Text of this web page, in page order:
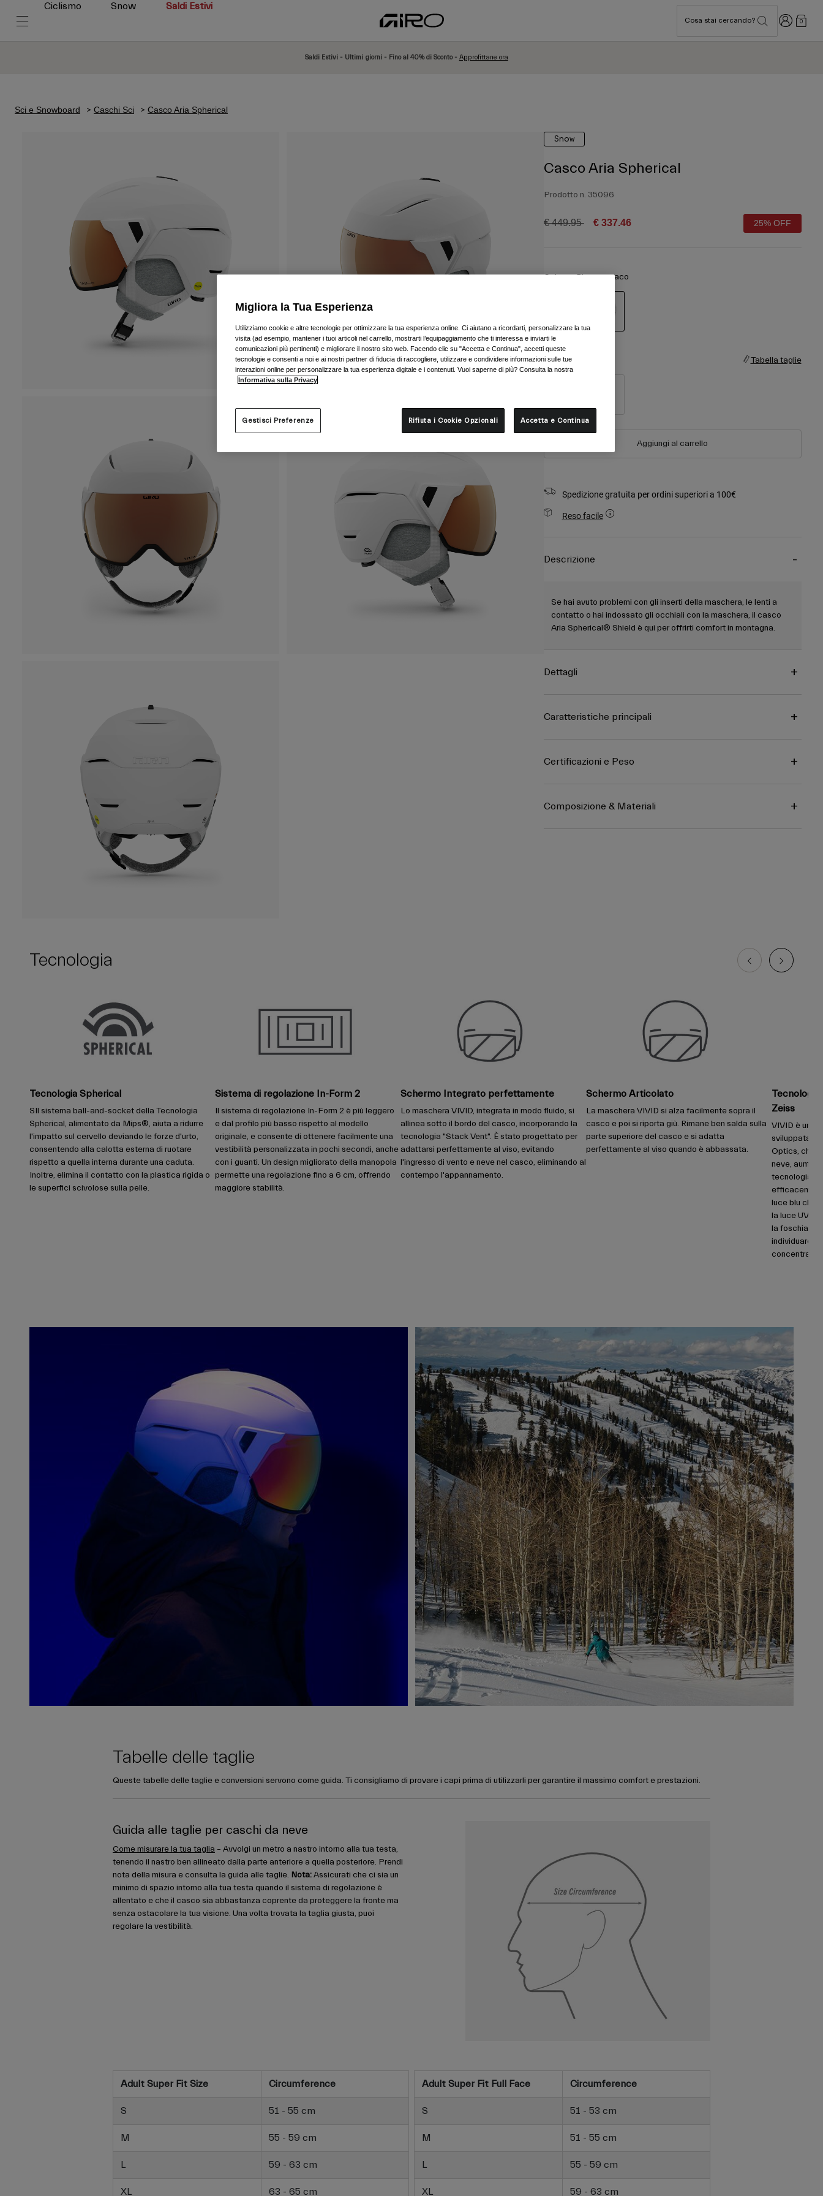
Ciclismo Snow Saldi Estivi
Cosa stai cercando? Accedi
0
Saldi Estivi - Ultimi giorni - Fino al 40% di Sconto - Approfittane ora
Sci e Snowboard Caschi Sci Casco Aria Spherical
Snow
Casco Aria Spherical
Prodotto n. 35096
Price reduced from
€ 449.95to € 337.46 25% OFF
Colore -Bianco opaco
Taglia Tabella taglie
Aggiungi al carrello
Spedizione gratuita per ordini superiori a 100€
Reso facile
Descrizione
Se hai avuto problemi con gli inserti della maschera, le lenti a
contatto o hai indossato gli occhiali con la maschera, il casco
Aria Spherical® Shield è qui per offrirti comfort in montagna.
Dettagli
Caratteristiche principali
Certificazioni e Peso
Composizione & Materiali
Tecnologia
Tecnologia Spherical
SIl sistema ball-and-socket della Tecnologia
Spherical, alimentato da Mips®, aiuta a ridurre
l'impatto sul cervello deviando le forze d'urto,
consentendo alla calotta esterna di ruotare
rispetto a quella interna durante una caduta.
Inoltre, elimina il contatto con la plastica rigida o
le superfici scivolose sulla pelle.
Sistema di regolazione In-Form 2
Il sistema di regolazione In-Form 2 è più leggero
e dal profilo più basso rispetto al modello
originale, e consente di ottenere facilmente una
vestibilità personalizzata in pochi secondi, anche
con i guanti. Un design migliorato della manopola
permette una regolazione fino a 6 cm, offrendo
maggiore stabilità.
Schermo Integrato perfettamente
Lo maschera VIVID, integrata in modo fluido, si
allinea sotto il bordo del casco, incorporando la
tecnologia "Stack Vent". È stato progettato per
adattarsi perfettamente al viso, evitando
l'ingresso di vento e neve nel casco, eliminando al
contempo l'appannamento.
Schermo Articolato
La maschera VIVID si alza facilmente sopra il
casco e poi si riporta giù. Rimane ben salda sulla
parte superiore del casco e si adatta
perfettamente al viso quando è abbassata.
Zeiss
VIVID è una
sviluppata
Optics, che
neve,
tecnologia
luce blu che
la luce UV
la foschia,
individuare
concentrarsi
Tabelle delle taglie
Queste tabelle delle taglie e conversioni servono come guida. Ti consigliamo di provare i capi prima di utilizzarli per garantire il massimo comfort e prestazioni.
Guida alle taglie per caschi da neve
Come misurare la tua taglia – Avvolgi un metro a nastro intorno alla tua testa,
tenendo il nastro ben allineato dalla parte anteriore a quella posteriore. Prendi
nota della misura e consulta la guida alle taglie. Nota:Assicurati che ci sia un
minimo di spazio intorno alla tua testa quando il sistema di regolazione è
allentato e che il casco sia abbastanza coprente da proteggere la fronte ma
senza ostacolare la tua visione. Una volta trovata la taglia giusta, puoi
regolare la vestibilità.
Adult Super Fit Size Circumference
S 51 - 55 cm
M 55 - 59 cm
L 59 - 63 cm
XL 63 - 65 cm
Adult Super Fit Full Face Circumference
S 51 - 53 cm
M 51 - 55 cm
L 55 - 59 cm
XL 59 - 63 cm
Migliora la Tua Esperienza
Utilizziamo cookie e altre tecnologie per ottimizzare la tua esperienza online. Ci aiutano a ricordarti, personalizzare la tua
visita (ad esempio, mantener i tuoi articoli nel carrello, mostrarti l’equipaggiamento che ti interessa e inviarti le
comunicazioni più pertinenti) e migliorare il nostro sito web. Facendo clic su "Accetta e Continua", accetti queste
tecnologie e consenti a noi e ai nostri partner di fiducia di raccogliere, utilizzare e condividere informazioni sulle tue
interazioni online per personalizzare la tua esperienza digitale e i contenuti. Vuoi saperne di più? Consulta la nostra
Informativa sulla Privacy
Gestisci Preferenze Rifiuta i Cookie Opzionali Accetta e Continua